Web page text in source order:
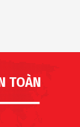
TOÀN